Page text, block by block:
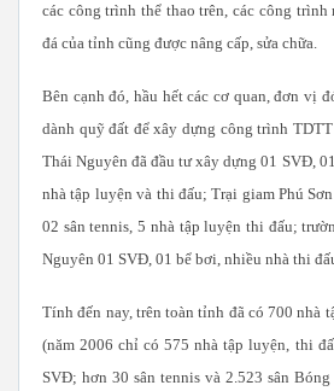
các công trình thể thao trên, các công
đá của tỉnh cũng được nâng cấp, sửa chữa.
Bên cạnh đó, hầu hết các cơ quan, đơn vị
dành quỹ đất để xây dựng công trình
Thái Nguyên đã đầu tư xây dựng 01 SVĐ,
nhà tập luyện và thi đấu; Trại giam Phú
02 sân tennis, 5 nhà tập luyện thi đấu;
Nguyên 01 SVĐ, 01 bể bơi, nhiều nhà thi
Tính đến nay, trên toàn tỉnh đã có 700 nhà
(năm 2006 chỉ có 575 nhà tập luyện, thi
SVĐ; hơn 30 sân tennis và 2.523 sân